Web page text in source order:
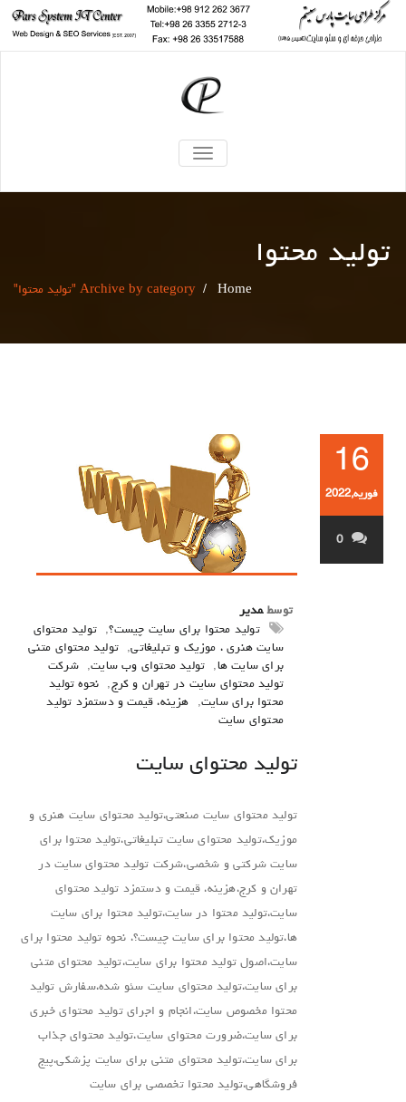
TOGGLE
NAVIGATION
تولید محتوا
Home
/ Archive by category "تولید محتوا"
16
فوریه,2022
0
توسط مدیر
تولید محتوا برای سایت چیست؟,
تولید محتوای
سایت هنری ، موزیک و تبلیغاتی,
تولید محتوای متنی
برای سایت ها, تولید محتوای وب سایت,
شرکت
تولید محتوای سایت در تهران و کرج,
نحوه تولید
محتوا برای سایت,
هزینه، قیمت و دستمزد تولید
محتوای سایت
تولید محتوای سایت
تولید محتوای سایت صنعتی،تولید محتوای سایت هنری و
موزیک،تولید محتوای سایت تبلیغاتی،تولید محتوا برای
سایت شرکتی و شخصی،شرکت تولید محتوای سایت در
تهران و کرج،هزینه، قیمت و دستمزد تولید محتوای
سایت،تولید محتوا در سایت،تولید محتوا برای سایت
ها،تولید محتوا برای سایت چیست؟، نحوه تولید محتوا برای
سایت،اصول تولید محتوا برای سایت،تولید محتوای متنی
برای سایت،تولید محتوای سایت سئو شده،سفارش تولید
محتوا مخصوص سایت،انجام و اجرای تولید محتوای خبری
برای سایت،ضرورت محتوای سایت،تولید محتوای جذاب
برای سایت،تولید محتوای متنی برای سایت پزشکی،پیج
فروشگاهی،تولید محتوا تخصصی برای سایت